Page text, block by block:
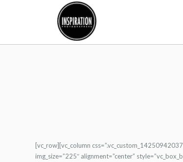
[vc_row][vc_column
img_size=”225″ alignment=”center”